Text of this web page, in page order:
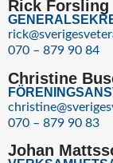
Rick Forsling
070 – 879 90 84
Christine
070 – 879 90 83
Johan